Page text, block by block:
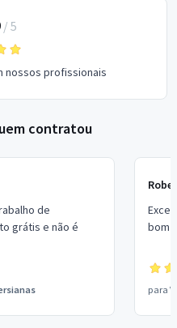
/ 5
nossos profissionais
contratou
de
grátis e não é
bom
para